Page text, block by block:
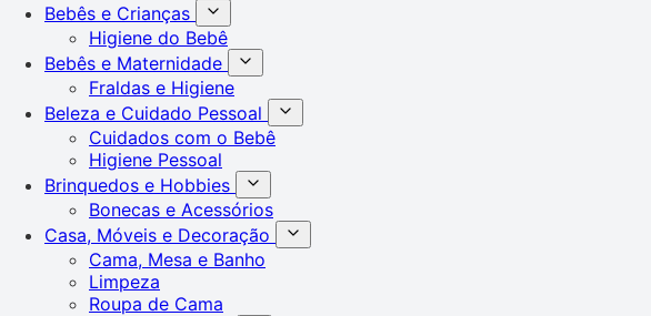
Bebês e Crianças
Higiene do Bebê
Bebês e Maternidade
Fraldas e Higiene
Beleza e Cuidado Pessoal
Cuidados com o Bebê
Higiene Pessoal
Brinquedos e Hobbies
Bonecas e Acessórios
Casa, Móveis e Decoração
Cama, Mesa e Banho
Limpeza
Roupa de Cama